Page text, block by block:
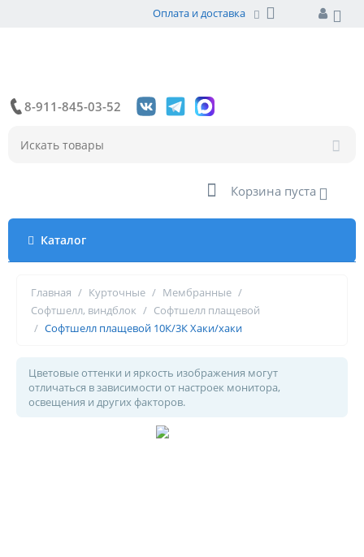
Оплата и доставка
8-911-845-03-52
Корзина пуста
Каталог
Главная / Курточные / Мембранные /
Софтшелл, виндблок / Софтшелл плащевой
/ Софтшелл плащевой 10К/3К Хаки/хаки
Цветовые оттенки и яркость изображения могут
отличаться в зависимости от настроек монитора,
освещения и других факторов.